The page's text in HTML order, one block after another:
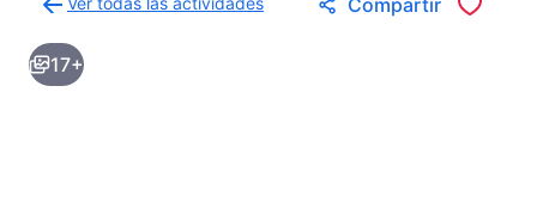
a
la
página
Compartir
17+